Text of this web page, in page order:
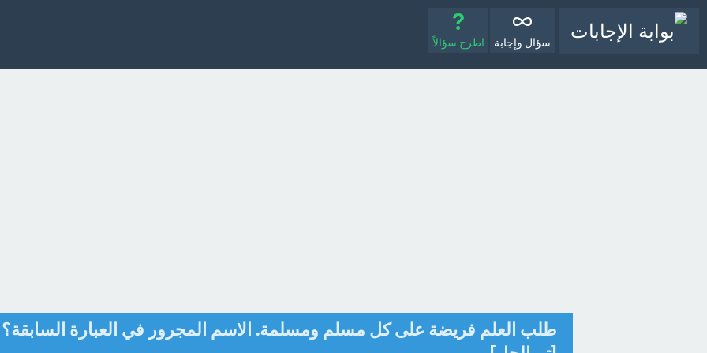
سؤال وإجابة اطرح سؤالاً
طلب العلم فريضة على كل مسلم ومسلمة. الاسم المجرور في العبارة السابقة؟